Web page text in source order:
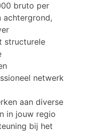
bruto per
achtergrond,
structurele
netwerk
aan diverse
in jouw regio
bij het